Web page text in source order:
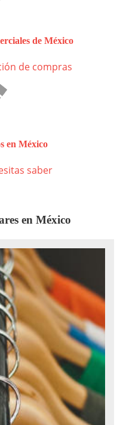
de México
de compras
en México
saber
en México